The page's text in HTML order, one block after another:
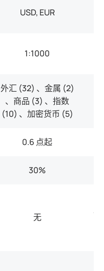
USD, EUR
1:1000
外汇 (32) 、金属 (2)
、商品 (3) 、指数
(10) 、加密货币 (5)
0.6 点起
30%
无